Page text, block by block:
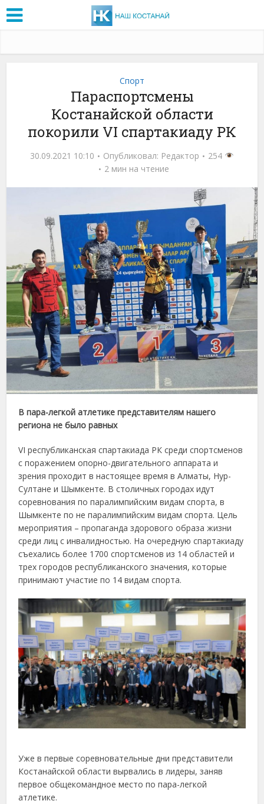
Спорт
Параспортсмены
Костанайской области
покорили VI спартакиаду РК
30.09.2021 10:10 Опубликовал: Редактор
254
2 мин на чтение
В пара-легкой атлетике представителям нашего
региона не было равных
VI республиканская спартакиада РК среди спортсменов
с поражением опорно-двигательного аппарата и
зрения проходит в настоящее время в Алматы, Нур-
Султане и Шымкенте. В столичных городах идут
соревнования по паралимпийским видам спорта, в
Шымкенте по не паралимпийским видам спорта. Цель
мероприятия – пропаганда здорового образа жизни
среди лиц с инвалидностью. На очередную спартакиаду
съехались более 1700 спортсменов из 14 областей и
трех городов республиканского значения, которые
принимают участие по 14 видам спорта.
Уже в первые соревновательные дни представители
Костанайской области вырвались в лидеры, заняв
первое общекомандное место по пара-легкой
атлетике.